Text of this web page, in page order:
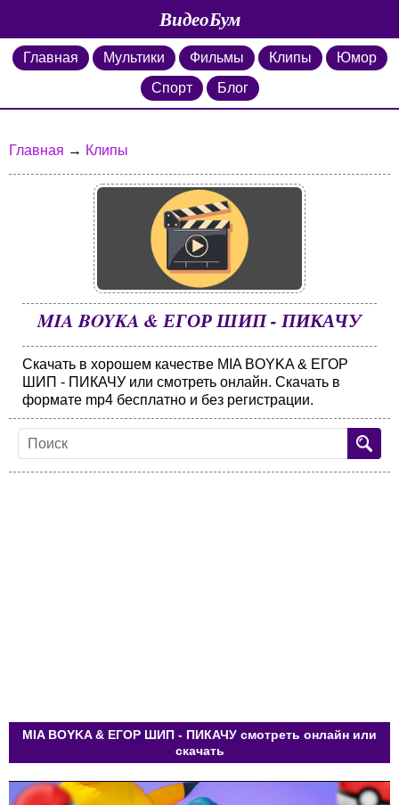
ВидеоБум
Главная Мультики Фильмы Клипы
Юмор
Спорт
Блог
Главная → Клипы
MIA BOYKA & ЕГОР ШИП - ПИКАЧУ
Скачать в хорошем качестве MIA BOYKA & ЕГОР
ШИП - ПИКАЧУ или смотреть онлайн. Скачать в
формате mp4 бесплатно и без регистрации.
MIA BOYKA & ЕГОР ШИП - ПИКАЧУ смотреть онлайн или
скачать